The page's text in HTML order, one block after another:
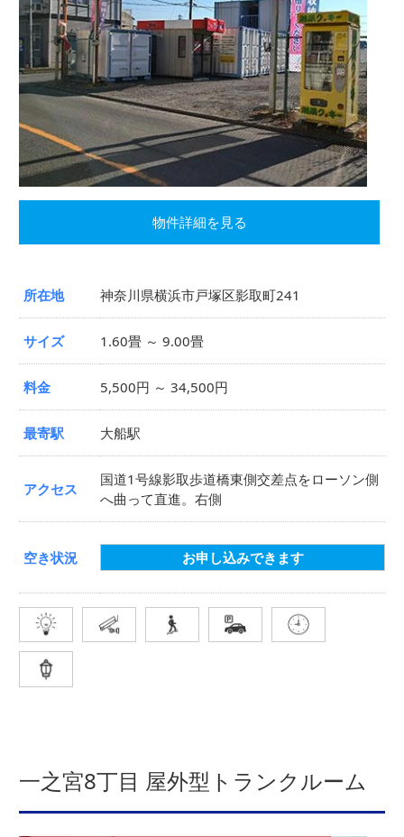
物件詳細を見る
所在地 神奈川県横浜市戸塚区影取町241
サイズ 1.60畳 ～ 9.00畳
料金 5,500円 ～ 34,500円
最寄駅 大船駅
アクセス
国道1号線影取歩道橋東側交差点をローソン側
へ曲って直進。右側
空き状況 お申し込みできます
一之宮8丁目 屋外型トランクルーム